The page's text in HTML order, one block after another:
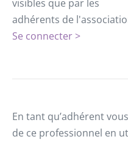
visibles que par les
adhérents de
Se connecter >
En tant qu’adhérent
de ce professionnel en